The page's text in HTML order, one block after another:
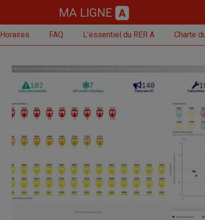
MA LIGNE
Horaires FAQ L’essentiel du RER A Charte